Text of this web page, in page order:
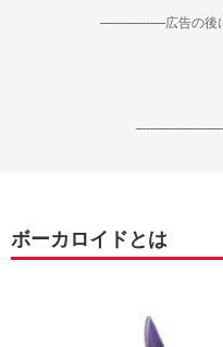
--------------------広告の
ボーカロイドとは